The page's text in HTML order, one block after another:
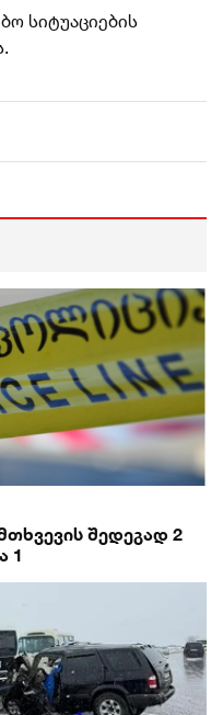
სიტუაციების
შედეგად 2
1